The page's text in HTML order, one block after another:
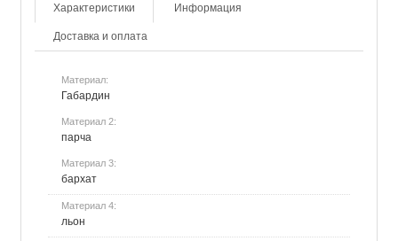
Характеристики Информация
Доставка и оплата
Материал:
Габардин
Материал 2:
парча
Материал 3:
бархат
Материал 4:
льон